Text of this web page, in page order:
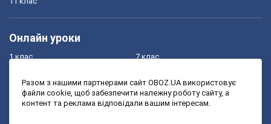
Онлайн уроки
1 клас
3 клас
7 клас
9 клас
Разом з нашими партнерами сайт OBOZ.UA використовує
файли cookie, щоб забезпечити належну роботу сайту, а
контент та реклама відповідали вашим інтересам.